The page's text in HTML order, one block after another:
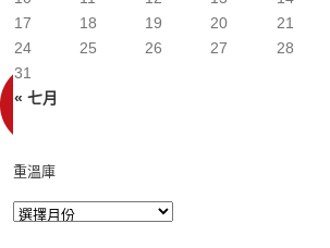
« 七月
17
18 19 20 21
24
25 26 27 28
31
重溫庫